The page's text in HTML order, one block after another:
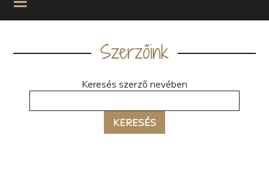
Szerzőink
Keresés szerző nevében
KERESÉS